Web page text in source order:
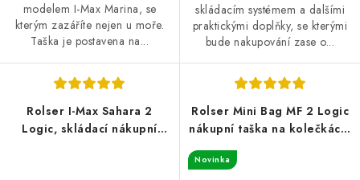
modelem I-Max Marina, se
kterým zazáříte nejen u moře.
Taška je postavena na...
skládacím systémem a dalšími
praktickými doplňky, se kterými
bude nakupování zase o...
Rolser I-Max Sahara 2
Logic, skládací nákupní
Rolser Mini Bag MF 2 Logic
nákupní taška na kolečkách,
Novinka